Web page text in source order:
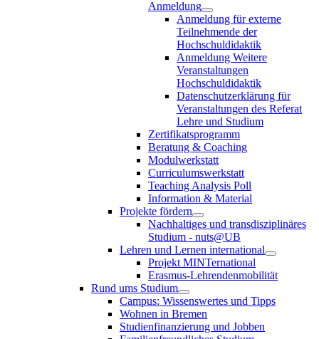
Anmeldung
Anmeldung für externe
Teilnehmende der
Hochschuldidaktik
Anmeldung Weitere
Veranstaltungen
Hochschuldidaktik
Datenschutzerklärung für
Veranstaltungen des Referat
Lehre und Studium
Zertifikatsprogramm
Beratung & Coaching
Modulwerkstatt
Curriculumswerkstatt
Teaching Analysis Poll
Information & Material
Projekte fördern
Nachhaltiges und transdisziplinäres
Studium - nuts@UB
Lehren und Lernen international
Projekt MINTernational
Erasmus-Lehrendenmobilität
Rund ums Studium
Campus: Wissenswertes und Tipps
Wohnen in Bremen
Studienfinanzierung und Jobben